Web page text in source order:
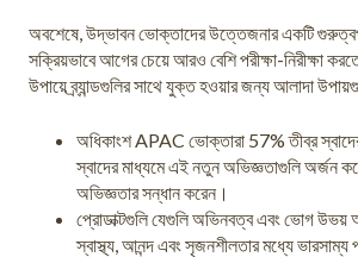
অবশেষে, উদ্ভাবন ভোক্তাদের উত্তেজনার একটি
সক্রিয়ভাবে আগের চেয়ে আরও বেশি পরীক্ষা-নিরীক্ষা
উপায়ে ব্র্যান্ডগুলির সাথে যুক্ত হওয়ার জন্য আলাদা
অধিকাংশ APAC ভোক্তারা 57% তীব্র
স্বাদের মাধ্যমে এই নতুন অভিজ্ঞতাগুলি অর্জন
অভিজ্ঞতার সন্ধান করেন।
প্রোডাক্টগুলি যেগুলি অভিনবত্ব এবং ভোগ উভয়
স্বাস্থ্য, আনন্দ এবং সৃজনশীলতার মধ্যে